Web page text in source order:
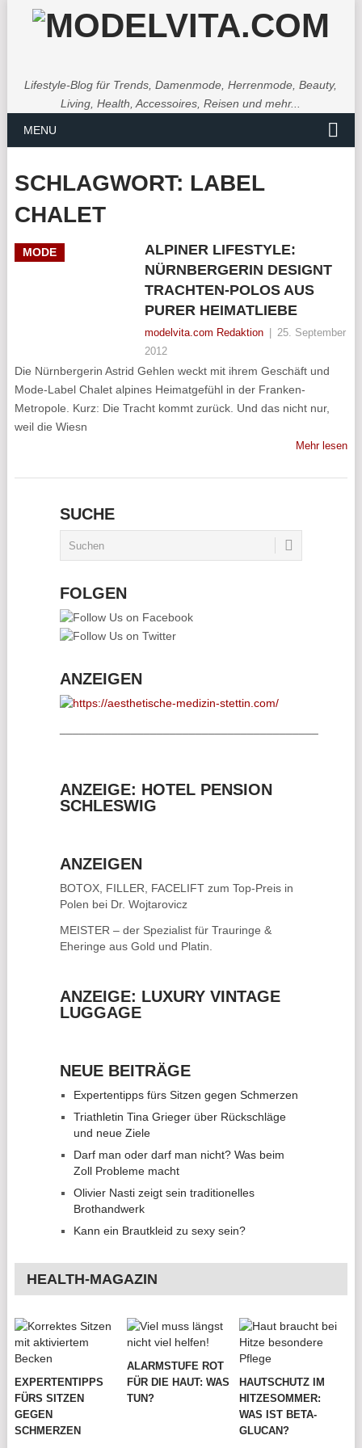
Lifestyle-Blog für Trends, Damenmode, Herrenmode, Beauty,
Living, Health, Accessoires, Reisen und mehr...
MENU
SCHLAGWORT: LABEL
CHALET
MODE
ALPINER LIFESTYLE:
NÜRNBERGERIN DESIGNT
TRACHTEN-POLOS AUS
PURER HEIMATLIEBE
modelvita.com Redaktion
25. September
2012
Die Nürnbergerin Astrid Gehlen weckt mit ihrem Geschäft und
Mode-Label Chalet alpines Heimatgefühl in der Franken-
Metropole. Kurz: Die Tracht kommt zurück. Und das nicht nur,
weil die Wiesn
Mehr lesen
SUCHE
FOLGEN
ANZEIGEN
ANZEIGE: HOTEL PENSION
SCHLESWIG
ANZEIGEN
BOTOX, FILLER, FACELIFTzum Top-Preis in
Polen bei Dr. Wojtarovicz
MEISTER – der Spezialist für Trauringe &
Eheringe aus Gold und Platin.
ANZEIGE: LUXURY VINTAGE
LUGGAGE
NEUE BEITRÄGE
Expertentipps fürs Sitzen gegen Schmerzen
Triathletin Tina Grieger über Rückschläge
und neue Ziele
Darf man oder darf man nicht? Was beim
Zoll Probleme macht
Olivier Nasti zeigt sein traditionelles
Brothandwerk
Kann ein Brautkleid zu sexy sein?
HEALTH-MAGAZIN
EXPERTENTIPPS
FÜRS SITZEN
GEGEN
SCHMERZEN
ALARMSTUFE ROT
FÜR DIE HAUT: WAS
TUN?
HAUTSCHUTZ IM
HITZESOMMER:
WAS IST BETA-
GLUCAN?